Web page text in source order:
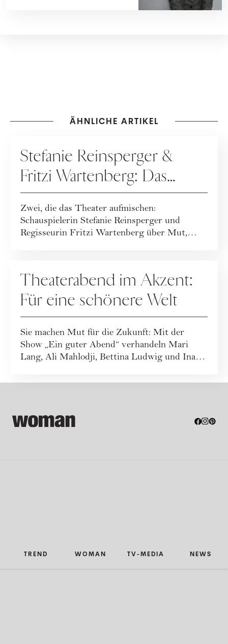
ÄHNLICHE ARTIKEL
Stefanie Reinsperger &
Fritzi Wartenberg: Das
Beste aus zwei Welten
Zwei, die das Theater aufmischen:
Schauspielerin Stefanie Reinsperger und
Regisseurin Fritzi Wartenberg über Mut,
Theaterabend im Akzent:
Für eine schönere Welt
Sie machen Mut für die Zukunft: Mit der
Show „Ein guter Abend“ verhandeln Mari
Lang, Ali Mahlodji, Bettina Ludwig und Ina
TREND WOMAN TV-MEDIA NEWS